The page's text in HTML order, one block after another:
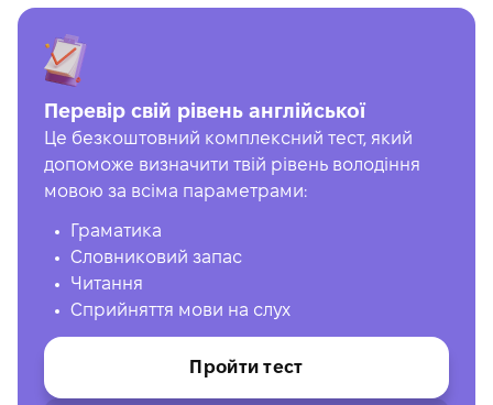
Перевір свій рівень англійської
Це безкоштовний комплексний тест, який
допоможе визначити твій рівень володіння
мовою за всіма параметрами:
Граматика
Словниковий запас
Читання
Сприйняття мови на слух
Пройти тест